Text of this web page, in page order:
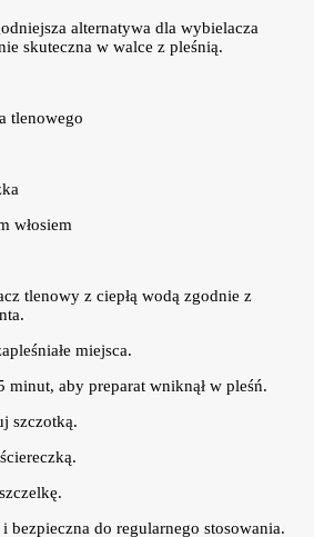
alternatywa dla wybielacza
skuteczna w walce z pleśnią.
tlenowego
włosiem
tlenowy z ciepłą wodą zgodnie z
miejsca.
minut, aby preparat wniknął w pleśń.
szczotką.
bezpieczna do regularnego stosowania.